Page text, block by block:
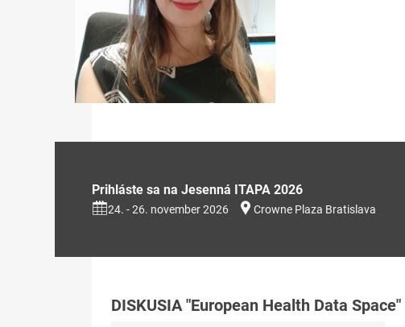
Prihláste sa na Jesenná ITAPA 2026
24. - 26. november 2026 Crowne Plaza Bratislava
DISKUSIA "European Health Data Space"